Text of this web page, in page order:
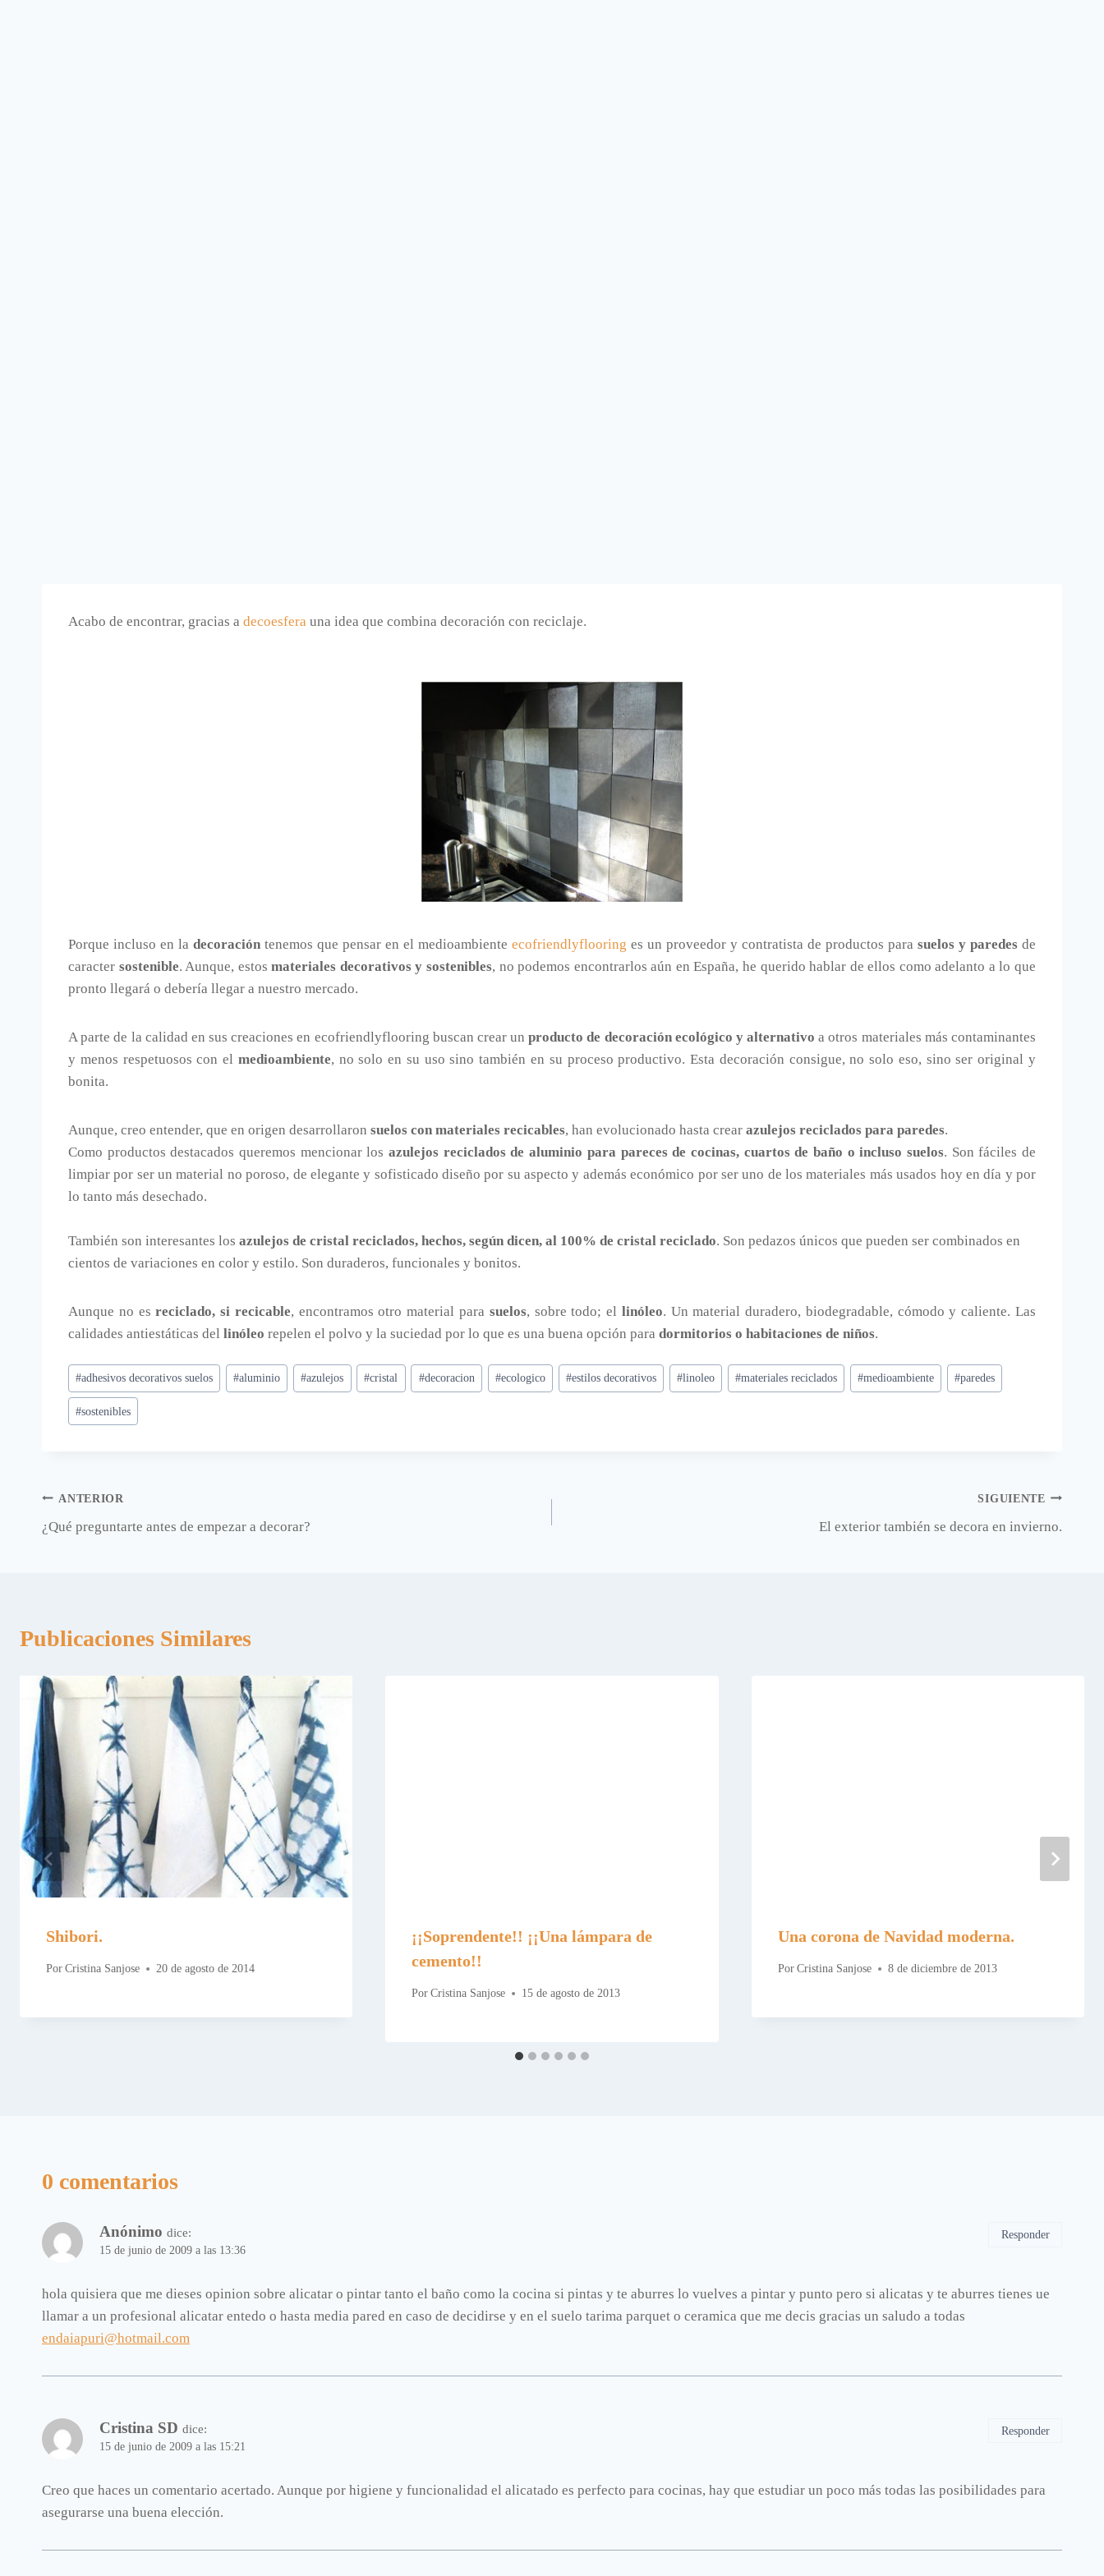
Acabo de encontrar, gracias a decoesfera una idea que combina decoración con reciclaje.
Porque incluso en la decoración tenemos que pensar en el medioambiente ecofriendlyflooring es un proveedor y contratista de productos para suelos y paredes de
caracter sostenible. Aunque, estosmateriales decorativos y sostenibles, no podemos encontrarlos aún en España, he querido hablar de ellos como adelanto a lo que
pronto llegará o debería llegar a nuestro mercado.
A parte de la calidad en sus creaciones en ecofriendlyflooring buscan crear unproducto de decoración ecológico y alternativo a otros materiales más contaminantes
y menos respetuosos con el medioambiente, no solo en su uso sino también en su proceso productivo. Esta decoración consigue, no solo eso, sino ser original y
bonita.
Aunque, creo entender, que en origen desarrollaron suelos con materiales recicables, han evolucionado hasta crear azulejos reciclados para paredes.
Como productos destacados queremos mencionar losazulejos reciclados de aluminio para pareces de cocinas, cuartos de baño o incluso suelos. Son fáciles de
limpiar por ser un material no poroso, de elegante y sofisticado diseño por su aspecto y además económico por ser uno de los materiales más usados hoy en día y por
lo tanto más desechado.
También son interesantes los azulejos de cristal reciclados, hechos, según dicen, al 100% de cristal reciclado. Son pedazos únicos que pueden ser combinados en
cientos de variaciones en color y estilo. Son duraderos, funcionales y bonitos.
Aunque no esreciclado, si recicable, encontramos otro material para suelos, sobre todo; el linóleo. Un material duradero, biodegradable, cómodo y caliente. Las
calidades antiestáticas del linóleo repelen el polvo y la suciedad por lo que es una buena opción para dormitorios o habitaciones de niños.
Etiquetas
de
la
#adhesivos decorativos suelos #aluminio #azulejos #cristal #decoracion #ecologico #estilos decorativos #linoleo #materiales reciclados #medioambiente #paredes
#sostenibles
Navegación
de
ANTERIOR
¿Qué preguntarte antes de empezar a decorar?
SIGUIENTE
El exterior también se decora en invierno.
Publicaciones Similares
Shibori.
Por Cristina Sanjose 20 de agosto de 2014
¡¡Soprendente!! ¡¡Una lámpara de
cemento!!
Por Cristina Sanjose 15 de agosto de 2013
Una corona de Navidad moderna.
Por Cristina Sanjose 8 de diciembre de 2013
0 comentarios
Anónimo dice:
15 de junio de 2009 a las 13:36
hola quisiera que me dieses opinion sobre alicatar o pintar tanto el baño como la cocina si pintas y te aburres lo vuelves a pintar y punto pero si alicatas y te aburres tienes ue
llamar a un profesional alicatar entedo o hasta media pared en caso de decidirse y en el suelo tarima parquet o ceramica que me decis gracias un saludo a todas
endaiapuri@hotmail.com
Responder
Cristina SD dice:
15 de junio de 2009 a las 15:21
Creo que haces un comentario acertado. Aunque por higiene y funcionalidad el alicatado es perfecto para cocinas, hay que estudiar un poco más todas las posibilidades para
asegurarse una buena elección.
Responder